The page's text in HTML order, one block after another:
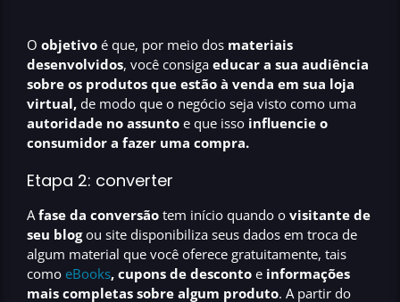
O objetivo é que, por meio dos materiais
desenvolvidos, você consiga educar a sua audiência
sobre os produtos que estão à venda em sua loja
virtual, de modo que o negócio seja visto como uma
autoridade no assunto e que isso influencie o
consumidor a fazer uma compra.
Etapa 2: converter
Afase da conversão tem início quando o visitante de
seu blogou site disponibiliza seus dados em troca de
algum material que você oferece gratuitamente, tais
como eBooks, cupons de desconto e informações
mais completas sobre algum produto. A partir do